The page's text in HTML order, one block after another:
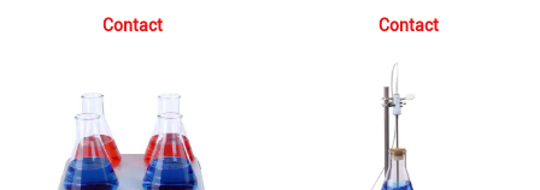
Contact Contact